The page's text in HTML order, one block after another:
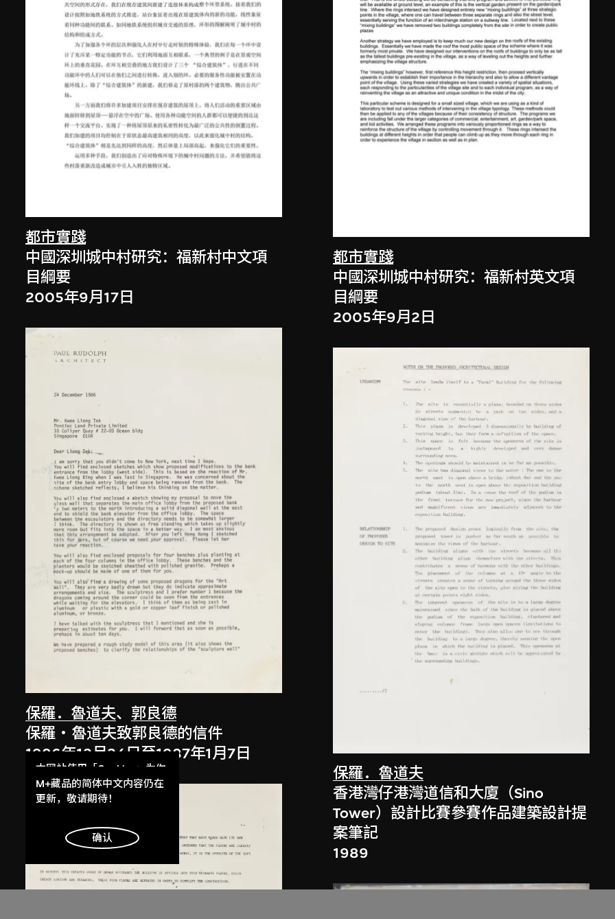
都市實踐
中國深圳城中村研究：福新村中文項
目綱要
2005年9月17日
保羅．魯道夫、 郭良德
保羅‧魯道夫致郭良德的信件
1986年12月24日至1987年1月7日
都市實踐
中國深圳城中村研究：福新村英文項
目綱要
2005年9月2日
保羅．魯道夫
香港灣仔港灣道信和大廈（Sino
Tower）設計比賽參賽作品建築設計提
案筆記
1989
本网站使用「Cookies」为你
提供最好的网站体验。
了解更多
明白
M+藏品的简体中文内容仍在
更新，敬请期待！
确认